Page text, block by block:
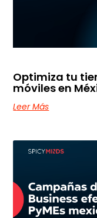
Optimiza tu
móviles en
Leer Más